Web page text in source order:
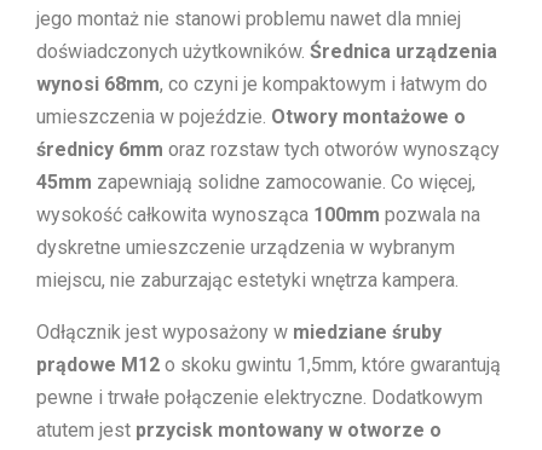
jego montaż nie stanowi problemu nawet dla mniej
doświadczonych użytkowników. Średnica urządzenia
wynosi 68mm, co czyni je kompaktowym i łatwym do
umieszczenia w pojeździe. Otwory montażowe o
średnicy 6mm oraz rozstaw tych otworów wynoszący
45mm zapewniają solidne zamocowanie. Co więcej,
wysokość całkowita wynosząca 100mm pozwala na
dyskretne umieszczenie urządzenia w wybranym
miejscu, nie zaburzając estetyki wnętrza kampera.
Odłącznik jest wyposażony w miedziane śruby
prądowe M12 o skoku gwintu 1,5mm, które gwarantują
pewne i trwałe połączenie elektryczne. Dodatkowym
atutem jest przycisk montowany w otworze o